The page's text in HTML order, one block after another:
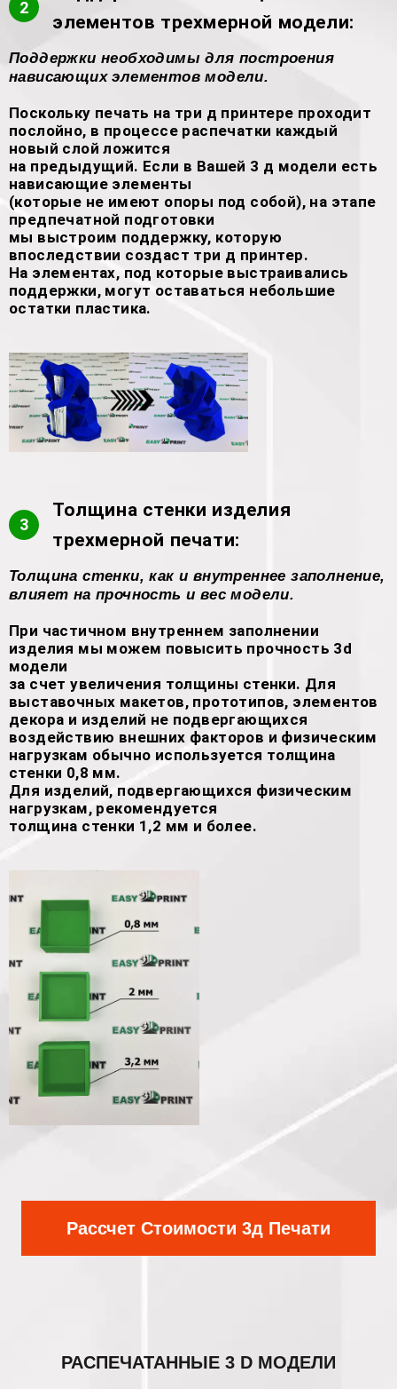
2
элементов трехмерной модели:
Поддержки необходимы для построения
нависающих элементов модели.
Поскольку печать на три д принтере проходит
послойно, в процессе распечатки каждый
новый слой ложится
на предыдущий. Если в Вашей 3 д модели есть
нависающие элементы
(которые не имеют опоры под собой), на этапе
предпечатной подготовки
мы выстроим поддержку, которую
впоследствии создаст три д принтер.
На элементах, под которые выстраивались
поддержки, могут оставаться небольшие
остатки пластика.
3
Толщина стенки изделия
трехмерной печати:
Толщина стенки, как и внутреннее заполнение,
влияет на прочность и вес модели.
При частичном внутреннем заполнении
изделия мы можем повысить прочность 3d
модели
за счет увеличения толщины стенки. Для
выставочных макетов, прототипов, элементов
декора и изделий не подвергающихся
воздействию внешних факторов и физическим
нагрузкам обычно используется толщина
стенки 0,8 мм.
Для изделий, подвергающихся физическим
нагрузкам, рекомендуется
толщина стенки 1,2 мм и более.
Рассчет Стоимости 3д Печати
РАСПЕЧАТАННЫЕ 3 D МОДЕЛИ